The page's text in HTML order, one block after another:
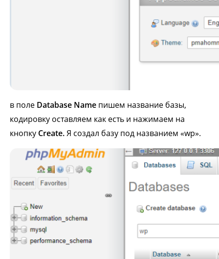
в поле Database Name пишем название базы,
кодировку оставляем как есть и нажимаем на
кнопку Create.Я создал базу под названием «wp».